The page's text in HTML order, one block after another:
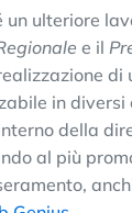
un ulteriore
e il
di
in diversi
della
al più